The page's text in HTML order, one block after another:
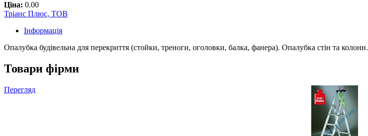
Ціна: 0.00
Тріанс Плюс, ТОВ
Інформація
Опалубка будівельна для перекриття (стойки, треноги, оголовки, балка, фанера). Опалубка стін та колонн.
Товари фірми
Перегляд